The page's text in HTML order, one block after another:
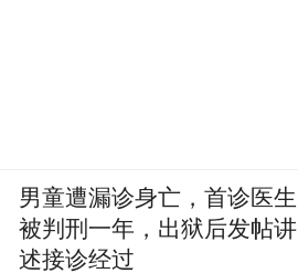
男童遭漏诊身亡，首诊医生
被判刑一年，出狱后发帖讲
述接诊经过